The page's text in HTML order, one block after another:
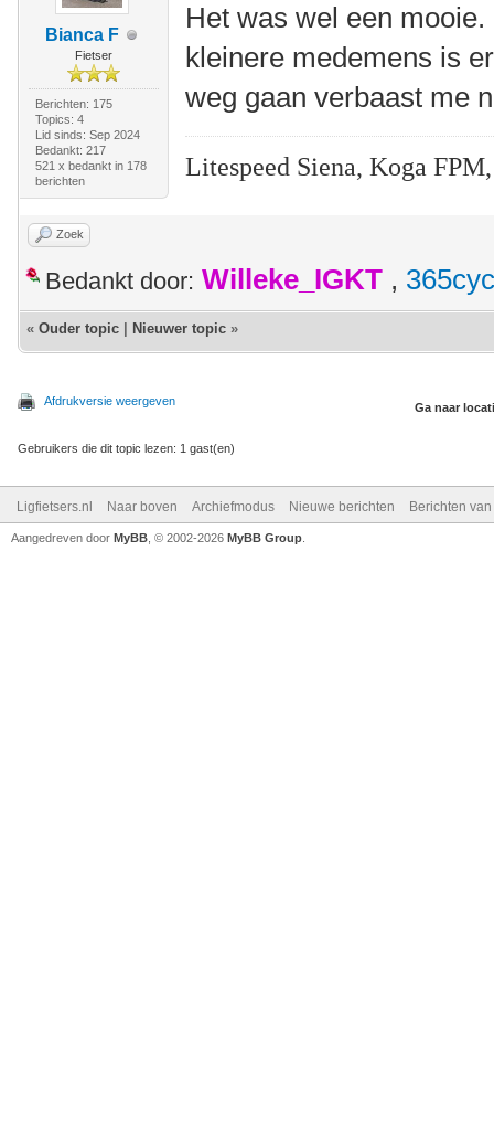
Bianca F
Fietser
Berichten: 175
Topics: 4
Lid sinds: Sep 2024
Bedankt: 217
521 x bedankt in 178
berichten
Het was wel een
kleinere medemens is
weg gaan verbaast me
Litespeed Siena, Koga
Zoek
Bedankt door: Willeke_IGKT ,
« Ouder topic Nieuwer topic »
Afdrukversie weergeven Ga naar
Gebruikers die dit topic lezen: 1 gast(en)
Ligfietsers.nl Naar boven Archiefmodus Nieuwe berichten Berichten
Aangedreven door MyBB , © 2002-2026 MyBB Group